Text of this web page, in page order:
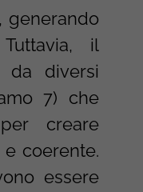
generando
il
diversi
7) che
creare
e coerente.
essere